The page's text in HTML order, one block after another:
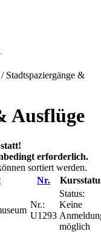
/ Stadtspaziergänge &
Ausflüge
erforderlich.
sortiert werden.
Nr.
Nr.:
U1293
Status:
Keine
möglich